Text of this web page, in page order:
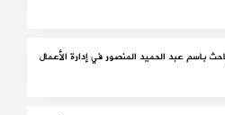
باسم عبد الحميد المنصور في إدارة الأعمال